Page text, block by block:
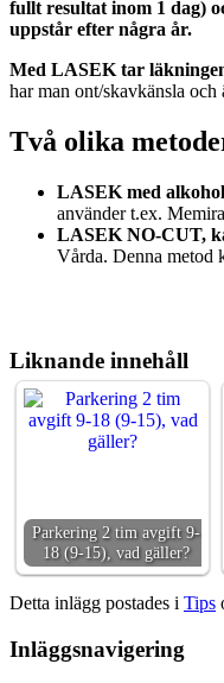
fullt resultat inom 1 dag)
uppstår efter några år.
Med LASEK tar
har man ont/skavkänsla
Två olika
LASEK med
använder t.ex.
LASEK NO-CUT,
Vårda. Denna metod
Liknande innehåll
Parkering 2 tim avgift 9-
18 (9-15), vad gäller?
Detta inlägg postades i Tips
Inläggsnavigering